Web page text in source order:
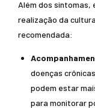
Além dos sintomas,
realização da
recomendada:
doenças
podem estar
para monitorar